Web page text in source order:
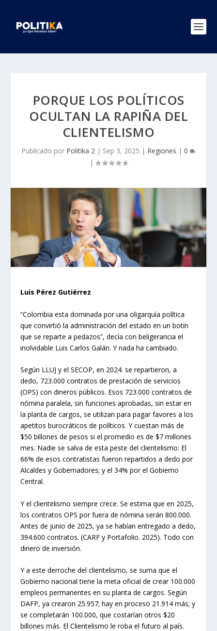
PORQUE LOS POLÍTICOS
OCULTAN LA RAPIÑA DEL
CLIENTELISMO
Publicado por Politika 2 | Sep 3, 2025 | Regiones | 0
|
Luis Pérez Gutiérrez
“Colombia esta dominada por una oligarquía política
que convirtió la administración del estado en un botín
que se reparte a pedazos”, decía con beligerancia el
inolvidable Luis Carlos Galán. Y nada ha cambiado.
Según LLUJ y el SECOP, en 2024. se repartieron, a
dedo, 723.000 contratos de prestación de servicios
(OPS) con dineros públicos. Esos 723.000 contratos de
nómina paralela, sin funciones aprobadas, sin estar en
la planta de cargos, se utilizan para pagar favores a los
apetitos burocráticos de políticos. Y cuestan más de
$50 billones de pesos si el promedio es de $7 millones
mes. Nadie se salva de esta peste del clientelismo: El
66% de esos contratistas fueron repartidos a dedo por
Alcaldes y Gobernadores; y el 34% por el Gobierno
Central.
Y el clientelismo siempre crece. Se estima que en 2025,
los contratos OPS por fuera de nómina serán 800.000.
Antes de junio de 2025, ya se habían entregado a dedo,
394.600 contratos. (CARF y Portafolio. 2025). Todo con
dinero de inversión.
Y a este derroche del clientelismo, se suma que el
Gobierno nacional tiene la meta oficial de crear 100.000
empleos permanentes en su planta de cargos. Según
DAFP, ya crearon 25.957; hay en proceso 21.914 más; y
se completarán 100.000, que costarían otros $20
billones más. El Clientelismo le roba el futuro al país.